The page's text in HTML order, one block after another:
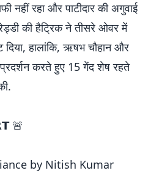
नहीं रहा और पाटीदार की अगुवाई
की हैट्रिक ने तीसरे ओवर में
हालांकि, ऋषभ चौहान और
प्रदर्शन करते हुए 15 गेंद शेष रहते
🚨
by Nitish Kumar